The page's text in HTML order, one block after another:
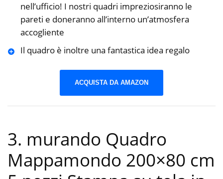
nell’ufficio! I nostri quadri impreziosiranno le
pareti e doneranno all’interno un’atmosfera
accogliente
Il quadro è inoltre una fantastica idea regalo
ACQUISTA DA AMAZON
3. murando Quadro
Mappamondo 200×80 cm